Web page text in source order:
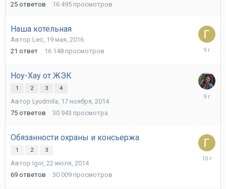
25 ответов 16 495 просмотров
Наша котельная
Автор Leo 19 мая, 2016
21 ответ 16 148 просмотров
Ноу-Хау от ЖЭК
1 2 3 4
Автор Lyudmila 17 ноября, 2014
75 ответов 30 943 просмотра
Обязанности охраны и консьержа
1 2 3
Автор Igor, 22 июля, 2014
69 ответов 30 009 просмотров